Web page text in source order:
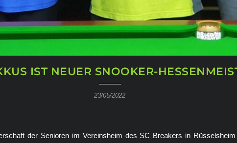
IST NEUER SNOOKER-
23/05/2022
der Senioren im Vereinsheim des SC Breakers in